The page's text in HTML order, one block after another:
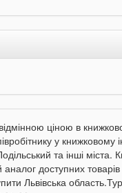
ціною в
у книжковому
та інші міста.
доступних
Львівська